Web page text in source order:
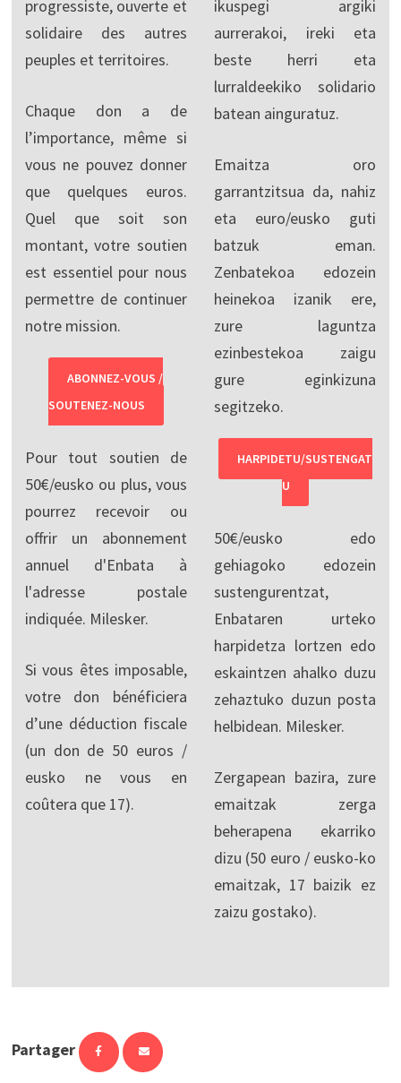
progressiste, ouverte et
solidaire des autres
peuples et territoires.
Chaque don a de
l’importance, même si
vous ne pouvez donner
que quelques euros.
Quel que soit son
montant, votre soutien
est essentiel pour nous
permettre de continuer
notre mission.
ABONNEZ-VOUS /
SOUTENEZ-NOUS
Pour tout soutien de
50€/eusko ou plus, vous
pourrez recevoir ou
offrir un abonnement
annuel d'Enbata à
l'adresse postale
indiquée. Milesker.
Si vous êtes imposable,
votre don bénéficiera
d’une déduction fiscale
(un don de 50 euros /
eusko ne vous en
coûtera que 17).
ikuspegi argiki
aurrerakoi, ireki eta
beste herri eta
lurraldeekiko solidario
batean ainguratuz.
Emaitza oro
garrantzitsua da, nahiz
eta euro/eusko guti
batzuk eman.
Zenbatekoa edozein
heinekoa izanik ere,
zure laguntza
ezinbestekoa zaigu
gure eginkizuna
segitzeko.
HARPIDETU/SUSTENGAT
U
50€/eusko edo
gehiagoko edozein
sustengurentzat,
Enbataren urteko
harpidetza lortzen edo
eskaintzen ahalko duzu
zehaztuko duzun posta
helbidean. Milesker.
Zergapean bazira, zure
emaitzak zerga
beherapena ekarriko
dizu (50 euro / eusko-ko
emaitzak, 17 baizik ez
zaizu gostako).
Partager